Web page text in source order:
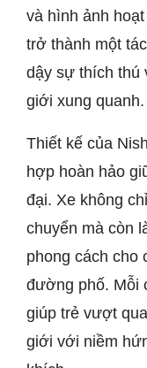
và hình ảnh
trở thành một
dậy sự thích thú
giới xung quanh.
Thiết kế của
hợp hoàn hảo
đại. Xe không
chuyển mà còn
phong cách cho
đường phố. Mỗi
giúp trẻ vượt
giới với niềm